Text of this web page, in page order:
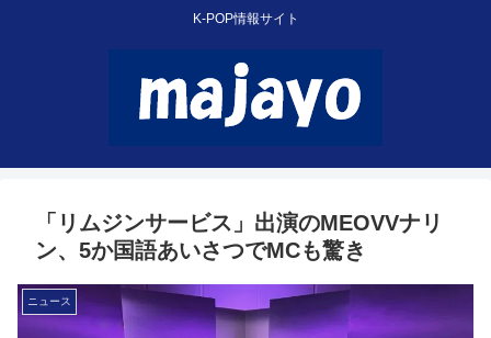
K-POP情報サイト
「リムジンサービス」出演のMEOVVナリ
ン、5か国語あいさつでMCも驚き
ニュース